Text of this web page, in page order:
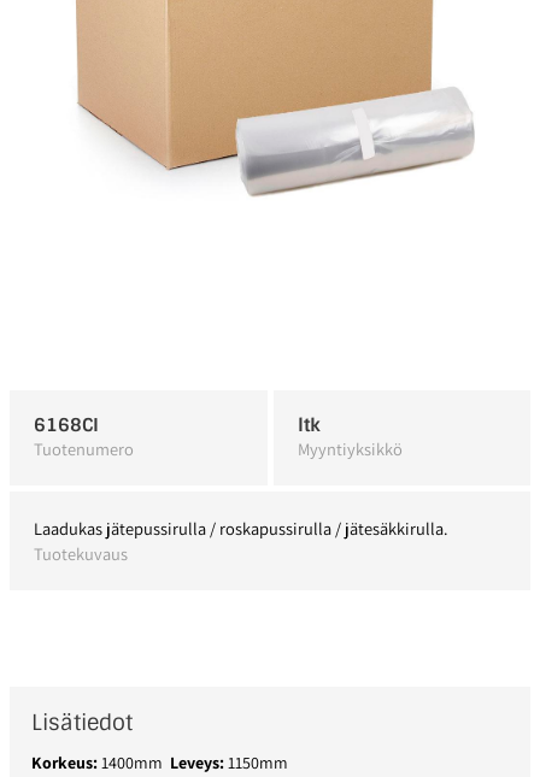
6168CI
Tuotenumero
ltk
Myyntiyksikkö
Laadukas jätepussirulla / roskapussirulla / jätesäkkirulla.
Tuotekuvaus
Lisätiedot
Korkeus:1400mm Leveys:1150mm